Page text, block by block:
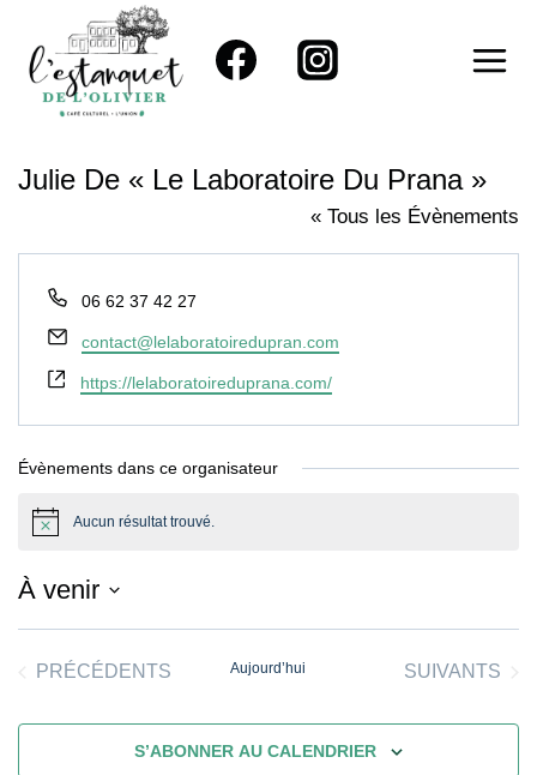
contenu
Julie De « Le Laboratoire Du Prana »
« Tous les Évènements
Téléphone
06 62 37 42 27
Email
contact@lelaboratoiredupran.com
Site
https://lelaboratoireduprana.com/
Évènements dans ce organisateur
Notice Aucun résultat trouvé.
À venir
Sélectionnez
ÉVÈNEMENTS
PRÉCÉDENTS Aujourd’hui SUIVANTS
S’ABONNER AU CALENDRIER